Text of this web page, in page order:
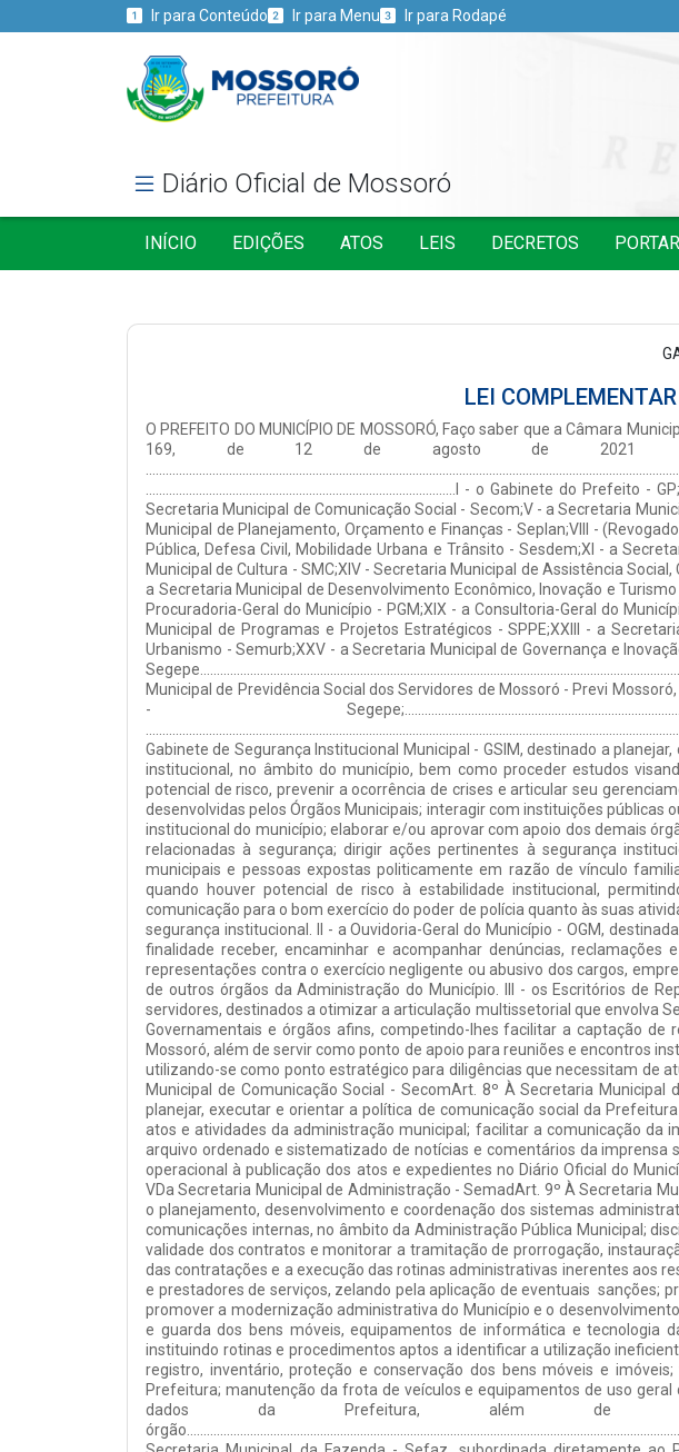
Ir para Conteúdo Ir para Menu Ir para Rodapé
Diário Oficial de Mossoró
INÍCIO EDIÇÕES ATOS LEIS DECRETOS
LEI
O PREFEITO DO MUNICÍPIO DE MOSSORÓ, Faço saber que a Câmara Municipal de Mossoró aprovou e sanciono a seguinte Lei Complementar:Art. 1° A Lei Complementar nº 169, de 12 de agosto de 2021 passa a vigorar com a seguinte redação:“Art. 1° .................................................................................................................................................................................................................................................................................................................Art. 2° .............................................................................................I - o Gabinete do Prefeito - GP; II - o Gabinete do Vice-Prefeito - GVP; III - a Secretaria Municipal de Governo - Segov; IV - a Secretaria Municipal de Comunicação Social - Secom;V - a Secretaria Municipal de Administração - Semad; VI - a Secretaria Municipal da Fazenda - Sefaz; VII - a Secretaria Municipal de Planejamento, Orçamento e Finanças - Seplan;VIII - (Revogado);IX - a Secretaria Municipal de Infraestrutura - Seinfra;X - a Secretaria Municipal de Segurança Pública, Defesa Civil, Mobilidade Urbana e Trânsito - Sesdem;XI - a Secretaria Municipal de Saúde - SMS;XII - a Secretaria Municipal de Educação - SME;XIII - a Secretaria Municipal de Cultura - SMC;XIV - Secretaria Municipal de Assistência Social, Cidadania e Juventude - Semasc;XV - a Secretaria Municipal de Esporte e Lazer - Sesporte;XVI - a Secretaria Municipal de Desenvolvimento Econômico, Inovação e Turismo - Sedint; XVII - a Secretaria Municipal de Agricultura e Desenvolvimento Rural - Seadru; XVIII - a Procuradoria-Geral do Município - PGM;XIX - a Consultoria-Geral do Município - CGM; XX - a Controladoria-Geral do Município - Control; XXI - (Revogado);XXII - a Secretaria Municipal de Programas e Projetos Estratégicos - SPPE;XXIII - a Secretaria Municipal de Serviços Urbanos - Semsur;XXIV - a Secretaria Municipal de Meio Ambiente e Urbanismo - Semurb;XXV - a Secretaria Municipal de Governança e Inovação em Gestão - Semig;XXVI - A Secretaria Municipal de Gestão e Desenvolvimento de Pessoas - Segepe.....................................................................................................................................................................................................................Art. 4º ............................................................................................I - Instituto Municipal de Previdência Social dos Servidores de Mossoró - Previ Mossoró, autarquia municipal vinculada à Secretaria Municipal de Gestão e Desenvolvimento de Pessoas - Segepe;....................................................................................................................................................................................................................Art. 7º ........................................................................................................................................................................................................Parágrafo único. À Secretaria Municipal de Governo, ficam vinculados:I - o Gabinete de Segurança Institucional Municipal - GSIM, destinado a planejar, coordenar, controlar, fiscalizar e sistematizar os procedimentos, ações e serviços de segurança institucional, no âmbito do município, bem como proceder estudos visando adequá-los periodicamente às novas necessidades; analisar e acompanhar questões com potencial de risco, prevenir a ocorrência de crises e articular seu gerenciamento, em caso de iminente ameaça institucional; aprovar as Rotinas de Segurança Institucional desenvolvidas pelos Órgãos Municipais; interagir com instituições públicas ou privadas que atuem em atividades relativas à segurança, e de interesse na área de segurança institucional do município; elaborar e/ou aprovar com apoio dos demais órgãos, programa destinado à capacitação dos agentes de controle e manipulação de informações relacionadas à segurança; dirigir ações pertinentes à segurança institucional, zelando pela segurança pessoal do Chefe do Poder Executivo municipal, autoridades municipais e pessoas expostas politicamente em razão de vínculo familiar com as autoridades municipais; articular levantamento operacional, a nível de inteligência, quando houver potencial de risco à estabilidade institucional, permitindo a mobilização de escolta, monitoramento, reforço policial, equipamentos de proteção e comunicação para o bom